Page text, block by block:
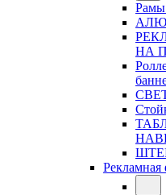
Рамы
НА
Рекламная